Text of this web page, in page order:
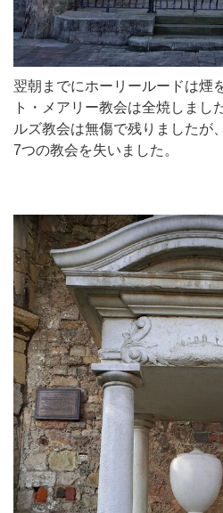
翌朝までにホーリールードは煙
ト・メアリー教会は全焼しまし
ルズ教会は無傷で残りましたが
7つの教会を失いました。